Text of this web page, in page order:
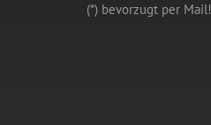
(*) bevorzugt per Mail!